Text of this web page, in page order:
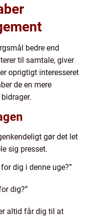
bedre end
til samtale, giver
oprigtigt interesseret
de en mere
gør det let
sig presset.
dig i denne uge?”
dig?”
altid får dig til at